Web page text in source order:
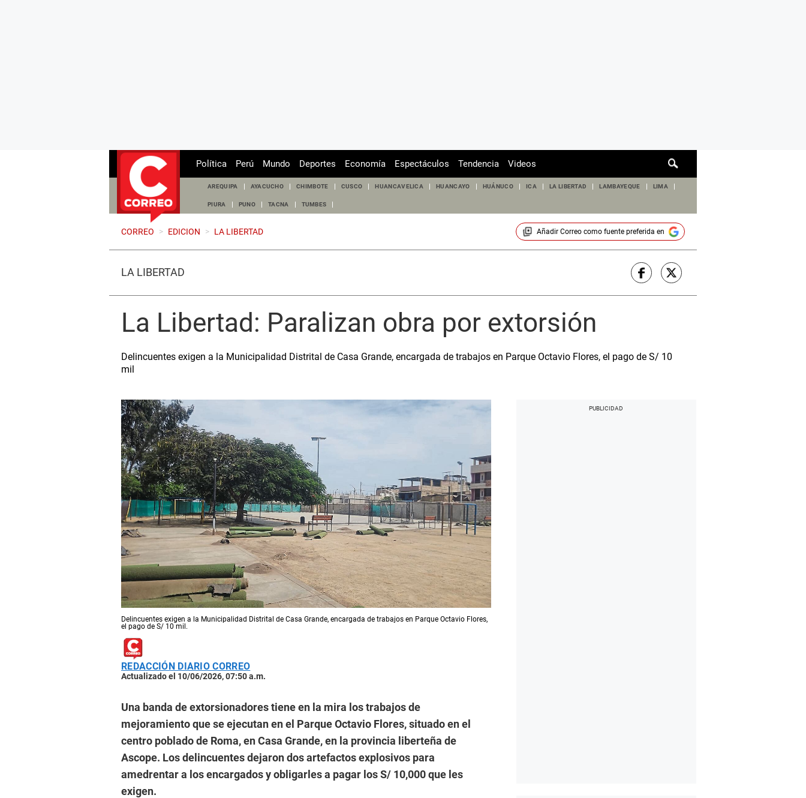
de
Política Perú Mundo Deportes Economía Espectáculos Tendencia Videos
AREQUIPA AYACUCHO CHIMBOTE CUSCO HUANCAVELICA HUANCAYO HUÁNUCO ICA LA LIBERTAD LAMBAYEQUE LIMA
PIURA PUNO TACNA TUMBES
CORREO > EDICION > LA LIBERTAD Añadir Correocomo fuente preferida en
LA LIBERTAD
La Libertad: Paralizan obra por extorsión
Delincuentes exigen a la Municipalidad Distrital de Casa Grande, encargada de trabajos en Parque Octavio Flores, el pago de S/ 10
mil
Delincuentes exigen a la Municipalidad Distrital de Casa Grande, encargada de trabajos en Parque Octavio Flores,
el pago de S/ 10 mil.
REDACCIÓN DIARIO CORREO
Actualizado el 10/06/2026, 07:50 a.m.
Una banda de extorsionadores tiene en la mira los trabajos de
mejoramiento que se ejecutan en el Parque Octavio Flores, situado en el
centro poblado de Roma, en Casa Grande, en la provincia liberteña de
Ascope. Los delincuentes dejaron dos artefactos explosivos para
amedrentar a los encargados y obligarles a pagar los S/ 10,000 que les
exigen.